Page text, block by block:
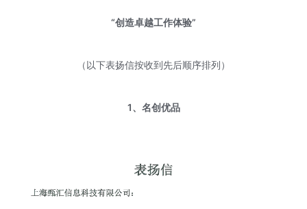
“创造卓越工作体验”
（以下表扬信按收到先后顺序排列）
1、名创优品